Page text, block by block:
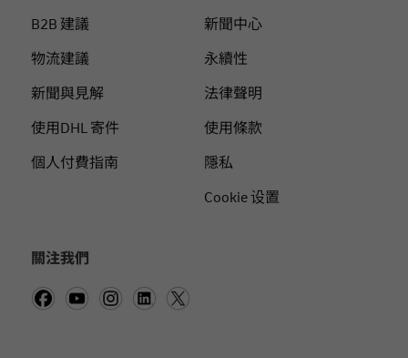
B2B 建議
物流建議
新聞與見解
使用DHL 寄件
個人付費指南
新聞中心
永續性
法律聲明
使用條款
隱私
Cookie 设置
關注我們